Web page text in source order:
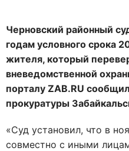
Черновский районный
годам условного срока
жителя, который
вневедомственной
порталу ZAB.RU
прокуратуры
«Суд установил, что в
совместно с иными